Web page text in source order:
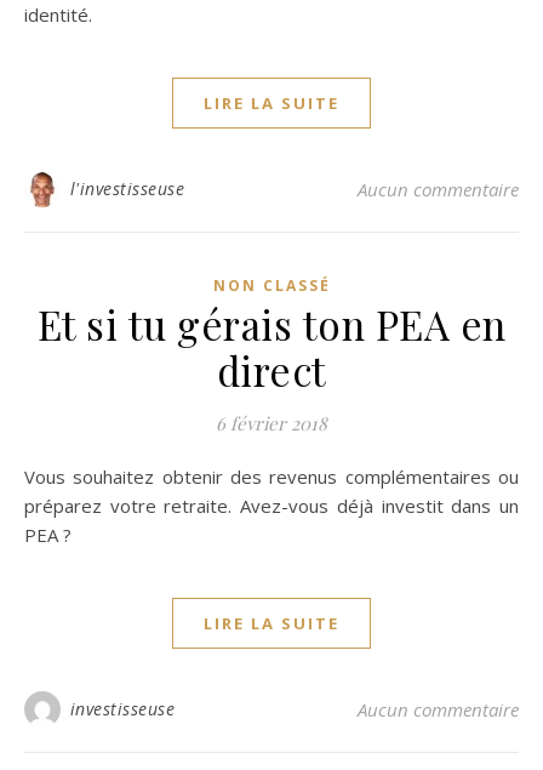
identité.
LIRE LA SUITE
l'investisseuse Aucun commentaire
NON CLASSÉ
Et si tu gérais ton PEA en
direct
6 février 2018
Vous souhaitez obtenir des revenus complémentaires ou
préparez votre retraite. Avez-vous déjà investit dans un
PEA ?
LIRE LA SUITE
investisseuse Aucun commentaire